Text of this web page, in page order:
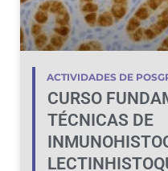
ACTIVIDADES DE
CURSO
TÉCNICAS DE